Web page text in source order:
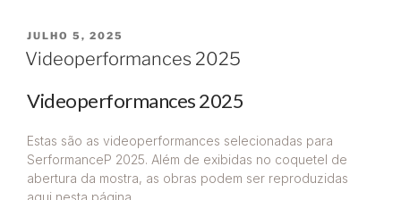
JULHO 5, 2025
Videoperformances 2025
Videoperformances 2025
Estas são as videoperformances selecionadas para
SerformanceP 2025. Além de exibidas no coquetel de
abertura da mostra, as obras podem ser reproduzidas
aqui nesta página.